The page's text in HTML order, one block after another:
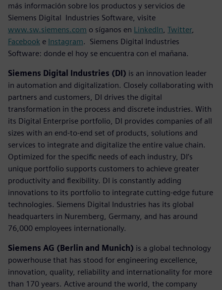
más información sobre los productos y servicios de
Siemens Digital Industries Software, visite
www.sw.siemens.com o síganos en LinkedIn Twitter,
Facebook e Instagram. Siemens Digital Industries
Software: donde el hoy se encuentra con el mañana.
Siemens Digital Industries (DI) is an innovation leader
in automation and digitalization. Closely collaborating with
partners and customers, DI drives the digital
transformation in the process and discrete industries. With
its Digital Enterprise portfolio, DI provides companies of all
sizes with an end-to-end set of products, solutions and
services to integrate and digitalize the entire value chain.
Optimized for the specific needs of each industry, DI’s
unique portfolio supports customers to achieve greater
productivity and flexibility. DI is constantly adding
innovations to its portfolio to integrate cutting-edge future
technologies. Siemens Digital Industries has its global
headquarters in Nuremberg, Germany, and has around
76,000 employees internationally.
Siemens AG (Berlin and Munich) is a global technology
powerhouse that has stood for engineering excellence,
innovation, quality, reliability and internationality for more
than 170 years. Active around the world, the company